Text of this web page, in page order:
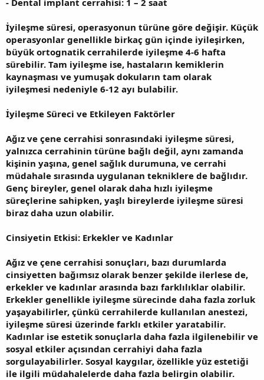
İyileşme süresi, operasyonun türüne göre değişir. Küçük
operasyonlar genellikle birkaç gün içinde iyileşirken,
büyük ortognatik cerrahilerde iyileşme 4-6 hafta
sürebilir. Tam iyileşme ise, hastaların kemiklerin
kaynaşması ve yumuşak dokuların tam olarak
iyileşmesi nedeniyle 6-12 ayı bulabilir.
İyileşme Süreci ve Etkileyen Faktörler
Ağız ve çene cerrahisi sonrasındaki iyileşme süresi,
yalnızca cerrahinin türüne bağlı değil, aynı zamanda
kişinin yaşına, genel sağlık durumuna, ve cerrahi
müdahale sırasında uygulanan tekniklere de bağlıdır.
Genç bireyler, genel olarak daha hızlı iyileşme
süreçlerine sahipken, yaşlı bireylerde iyileşme süresi
biraz daha uzun olabilir.
Cinsiyetin Etkisi: Erkekler ve Kadınlar
Ağız ve çene cerrahisi sonuçları, bazı durumlarda
cinsiyetten bağımsız olarak benzer şekilde ilerlese de,
erkekler ve kadınlar arasında bazı farklılıklar olabilir.
Erkekler genellikle iyileşme sürecinde daha fazla zorluk
yaşayabilirler, çünkü cerrahilerde kullanılan anestezi,
iyileşme süresi üzerinde farklı etkiler yaratabilir.
Kadınlar ise estetik sonuçlarla daha fazla ilgilenebilir ve
sosyal etkiler açısından cerrahiyi daha fazla
sorgulayabilirler. Sosyal kaygılar, özellikle yüz estetiği
ile ilgili müdahalelerde daha fazla belirgin olabilir.